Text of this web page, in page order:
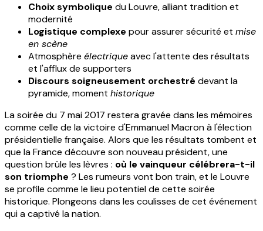
Choix symbolique du Louvre, alliant tradition et
modernité
Logistique complexe pour assurer sécurité et mise
en scène
Atmosphère électriqueavec l'attente des résultats
et l'afflux de supporters
Discours soigneusement orchestré devant la
pyramide, moment historique
La soirée du 7 mai 2017 restera gravée dans les mémoires
comme celle de la victoire d'Emmanuel Macron à l'élection
présidentielle française. Alors que les résultats tombent et
que la France découvre son nouveau président, une
question brûle les lèvres : où le vainqueur célébrera-t-il
son triomphe ? Les rumeurs vont bon train, et le Louvre
se profile comme le lieu potentiel de cette soirée
historique. Plongeons dans les coulisses de cet événement
qui a captivé la nation.